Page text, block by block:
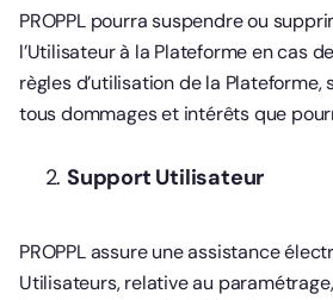
PROPPL pourra suspendre ou
l’Utilisateur à la Plateforme en cas
règles d’utilisation de la Plateforme,
tous dommages et intérêts que
Support Utilisateur
PROPPL assure une assistance
Utilisateurs, relative au